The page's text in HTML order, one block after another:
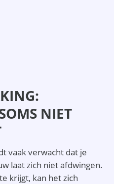
NIET
vaak verwacht dat je
laat zich niet afdwingen.
krijgt, kan het zich